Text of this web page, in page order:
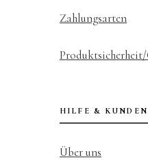
Zahlungsarten
HILFE &
Über uns